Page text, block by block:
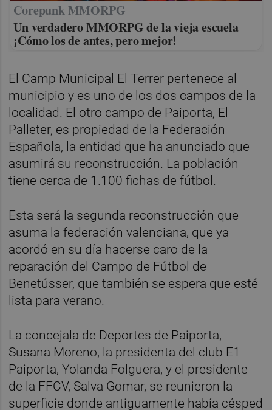
Corepunk MMORPG
Un verdadero MMORPG de la vieja escuela
¡Cómo los de antes, pero mejor!
El Camp Municipal El Terrer pertenece al
municipio y es uno de los dos campos de la
localidad. El otro campo de Paiporta, El
Palleter, es propiedad de la Federación
Española, la entidad que ha anunciado que
asumirá su reconstrucción. La población
tiene cerca de 1.100 fichas de fútbol.
Esta será la segunda reconstrucción que
asuma la federación valenciana, que ya
acordó en su día hacerse caro de la
reparación del Campo de Fútbol de
Benetússer, que también se espera que esté
lista para verano.
La concejala de Deportes de Paiporta,
Susana Moreno, la presidenta del club E1
Paiporta, Yolanda Folguera, y el presidente
de la FFCV, Salva Gomar, se reunieron la
superficie donde antiguamente había césped